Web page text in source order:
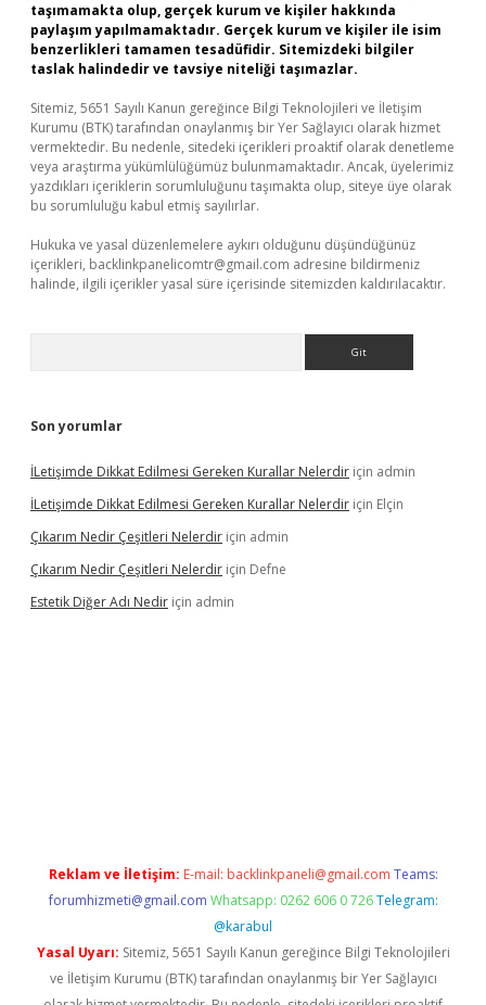
taşımamakta olup, gerçek kurum ve kişiler hakkında
paylaşım yapılmamaktadır. Gerçek kurum ve kişiler ile isim
benzerlikleri tamamen tesadüfidir. Sitemizdeki bilgiler
taslak halindedir ve tavsiye niteliği taşımazlar.
Sitemiz, 5651 Sayılı Kanun gereğince Bilgi Teknolojileri ve İletişim
Kurumu (BTK) tarafından onaylanmış bir Yer Sağlayıcı olarak hizmet
vermektedir. Bu nedenle, sitedeki içerikleri proaktif olarak denetleme
veya araştırma yükümlülüğümüz bulunmamaktadır. Ancak, üyelerimiz
yazdıkları içeriklerin sorumluluğunu taşımakta olup, siteye üye olarak
bu sorumluluğu kabul etmiş sayılırlar.
Hukuka ve yasal düzenlemelere aykırı olduğunu düşündüğünüz
içerikleri, backlinkpanelicomtr@gmail.com adresine bildirmeniz
halinde, ilgili içerikler yasal süre içerisinde sitemizden kaldırılacaktır.
Son yorumlar
İLetişimde Dikkat Edilmesi Gereken Kurallar Nelerdir için admin
İLetişimde Dikkat Edilmesi Gereken Kurallar Nelerdir için Elçin
Çıkarım Nedir Çeşitleri Nelerdir için admin
Çıkarım Nedir Çeşitleri Nelerdir için Defne
Estetik Diğer Adı Nedir için admin
Reklam ve İletişim: E-mail: backlinkpaneli@gmail.com Teams:
forumhizmeti@gmail.com Whatsapp: 0262 606 0 726 Telegram:
@karabul
Yasal Uyarı: Sitemiz, 5651 Sayılı Kanun gereğince Bilgi Teknolojileri
ve İletişim Kurumu (BTK) tarafından onaylanmış bir Yer Sağlayıcı